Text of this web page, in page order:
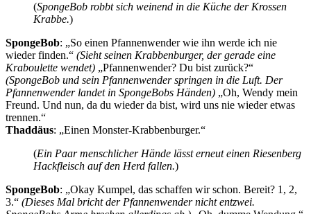
(SpongeBob robbt sich weinend in die Küche der Krossen
Krabbe.)
SpongeBob: „So einen Pfannenwender wie ihn werde ich nie
wieder finden.“ (Sieht seinen Krabbenburger, der gerade eine
Kraboulette wendet) „Pfannenwender? Du bist zurück?“
(SpongeBob und sein Pfannenwender springen in die Luft. Der
Pfannenwender landet in SpongeBobs Händen) „Oh, Wendy mein
Freund. Und nun, da du wieder da bist, wird uns nie wieder etwas
trennen.“
Thaddäus: „Einen Monster-Krabbenburger.“
(Ein Paar menschlicher Hände lässt erneut einen Riesenberg
Hackfleisch auf den Herd fallen.)
SpongeBob: „Okay Kumpel, das schaffen wir schon. Bereit? 1, 2,
3.“ (Dieses Mal bricht der Pfannenwender nicht entzwei.